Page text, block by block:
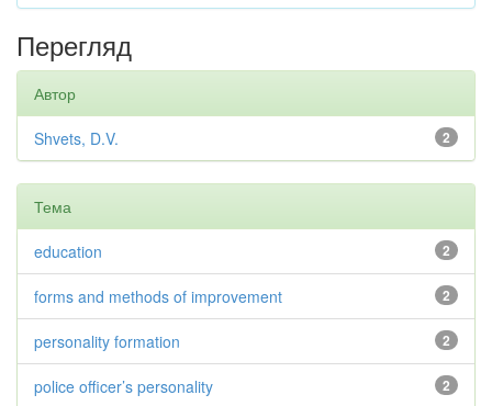
Перегляд
Автор
2
Shvets, D.V.
Тема
2
education
2
forms and methods of improvement
2
personality formation
2
police officer’s personality